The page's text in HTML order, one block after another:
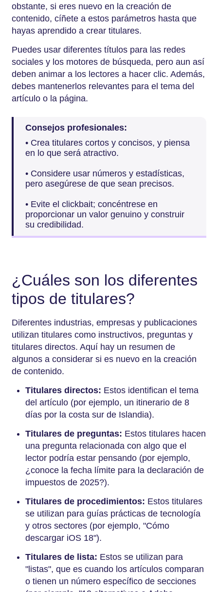
obstante, si eres nuevo en la creación de
contenido, cíñete a estos parámetros hasta que
hayas aprendido a crear titulares.
Puedes usar diferentes títulos para las redes
sociales y los motores de búsqueda, pero aun así
deben animar a los lectores a hacer clic. Además,
debes mantenerlos relevantes para el tema del
artículo o la página.
Consejos profesionales:
• Crea titulares cortos y concisos, y piensa
en lo que será atractivo.
• Considere usar números y estadísticas,
pero asegúrese de que sean precisos.
• Evite el clickbait; concéntrese en
proporcionar un valor genuino y construir
su credibilidad.
¿Cuáles son los diferentes
tipos de titulares?
Diferentes industrias, empresas y publicaciones
utilizan titulares como instructivos, preguntas y
titulares directos. Aquí hay un resumen de
algunos a considerar si es nuevo en la creación
de contenido.
Titulares directos: Estos identifican el tema
del artículo (por ejemplo, un itinerario de 8
días por la costa sur de Islandia).
Titulares de preguntas: Estos titulares hacen
una pregunta relacionada con algo que el
lector podría estar pensando (por ejemplo,
¿conoce la fecha límite para la declaración de
impuestos de 2025?).
Titulares de procedimientos: Estos titulares
se utilizan para guías prácticas de tecnología
y otros sectores (por ejemplo, "Cómo
descargar iOS 18").
Titulares de lista: Estos se utilizan para
"listas", que es cuando los artículos comparan
o tienen un número específico de secciones